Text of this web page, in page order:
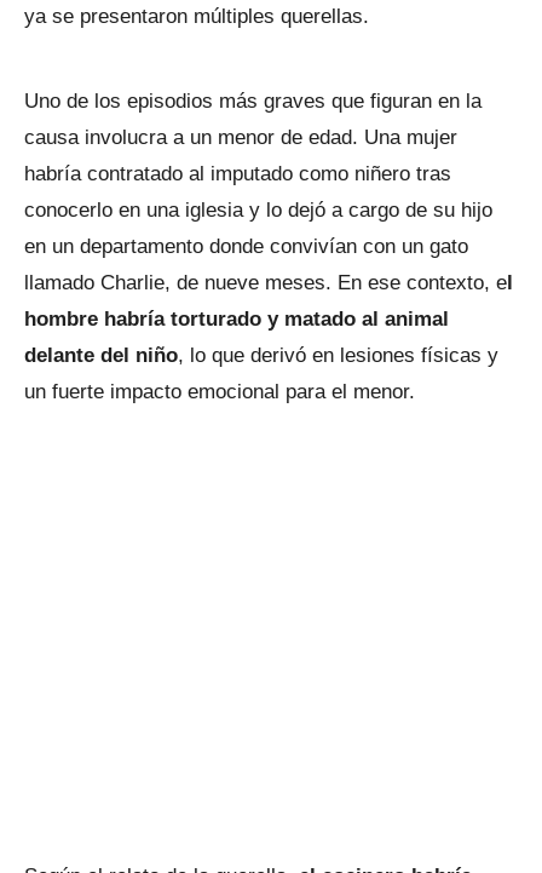
ya se presentaron múltiples querellas.
Uno de los episodios más graves que figuran en la
causa involucra a un menor de edad. Una mujer
habría contratado al imputado como niñero tras
conocerlo en una iglesia y lo dejó a cargo de su hijo
en un departamento donde convivían con un gato
llamado Charlie, de nueve meses. En ese contexto, el
hombre habría torturado y matado al animal
delante del niño, lo que derivó en lesiones físicas y
un fuerte impacto emocional para el menor.